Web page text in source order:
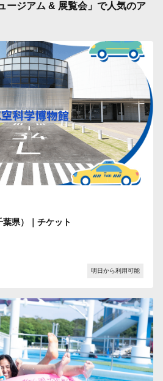
ージアム & 展覧会」で人気のア
県）｜チケット
明日から利用可能